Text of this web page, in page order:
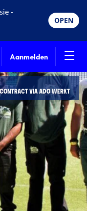
-
OPEN
Aanmelden
VIA ADO WERKT